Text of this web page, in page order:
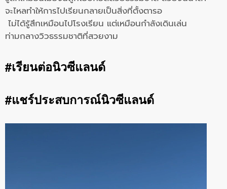
จะไหลทำให้การไปเรียนกลายเป็นสิ่งที่ตั้งตารอ
ไม่ได้รู้สึกเหมือนไปโรงเรียน แต่เหมือนกำลังเดินเล่น
ท่ามกลางวิวธรรมชาติที่สวยงาม
#เรียนต่อนิวซีแลนด์
#แชร์ประสบการณ์นิวซีแลนด์